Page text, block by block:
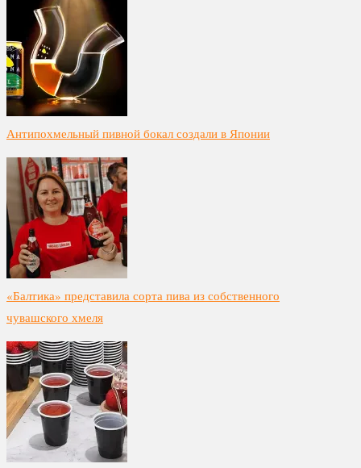
Антипохмельный пивной бокал создали в Японии
«Балтика» представила сорта пива из собственного
чувашского хмеля